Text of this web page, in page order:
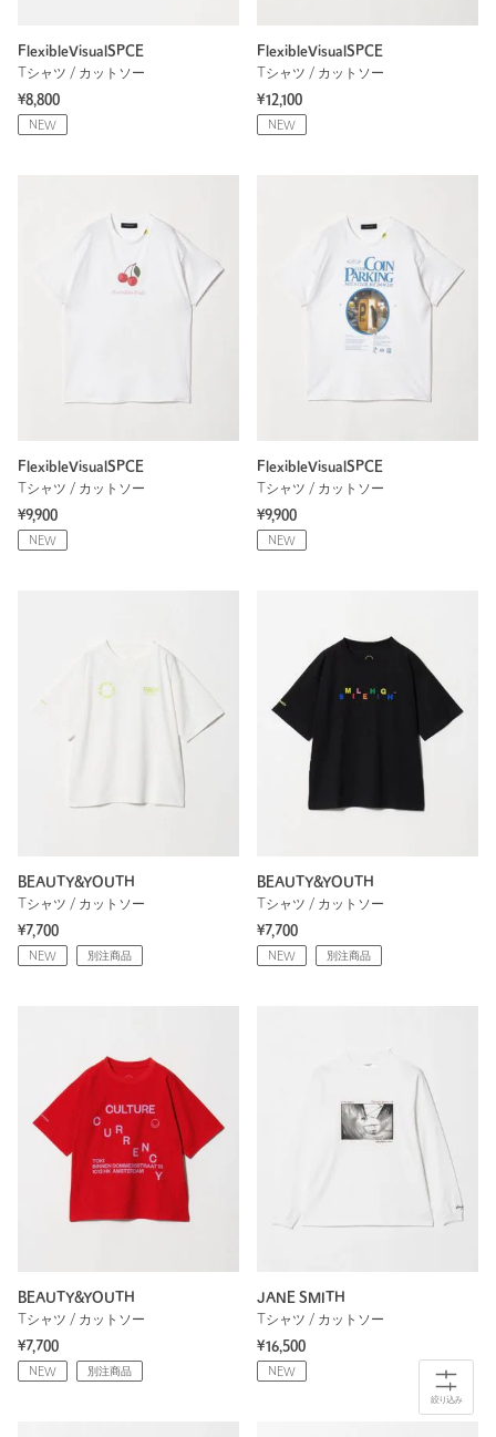
FlexibleVisualSPCE
Tシャツ / カットソー
¥8,800
NEW
FlexibleVisualSPCE
Tシャツ / カットソー
¥12,100
NEW
FlexibleVisualSPCE
Tシャツ / カットソー
¥9,900
NEW
FlexibleVisualSPCE
Tシャツ / カットソー
¥9,900
NEW
BEAUTY&YOUTH
Tシャツ / カットソー
¥7,700
NEW 別注商品
BEAUTY&YOUTH
Tシャツ / カットソー
¥7,700
NEW 別注商品
BEAUTY&YOUTH
Tシャツ / カットソー
¥7,700
NEW 別注商品
JANE SMITH
Tシャツ / カットソー
¥16,500
NEW
絞り込み